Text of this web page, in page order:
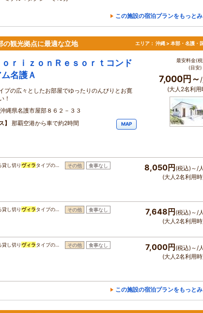
この施設の宿泊プランをもっと
観光拠点に最適な立地 エリア： 沖縄 > 本部・名護・
ｏｒｉｚｏｎＲｅｓｏｒｔコンド
名護Ａ
プの広々としたお部屋でゆったりのんびりとお寛
！
沖縄県名護市屋部８６２－３３
那覇空港から車で約2時間 MAP
最安料金(
(目安)
7,000円～
(大人2名利用
貸し切り ヴィラタイプの… その他 食事なし 8,050円 (税込)～/人
(大人2名利用
貸し切り ヴィラタイプの… その他 食事なし 7,648円 (税込)～/人
(大人2名利用
貸し切り ヴィラタイプの… その他 食事なし 7,000円 (税込)～/人
(大人2名利用
この施設の宿泊プランをもっと